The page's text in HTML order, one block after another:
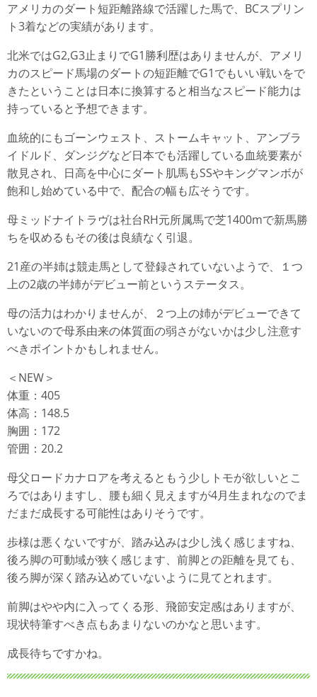
アメリカのダート短距離路線で活躍した馬で、BCスプリン
ト3着などの実績があります。
北米ではG2,G3止まりでG1勝利歴はありませんが、アメリ
カのスピード馬場のダートの短距離でG1でもいい戦いをで
きたということは日本に換算すると相当なスピード能力は
持っていると予想できます。
血統的にもゴーンウェスト、ストームキャット、アンブラ
イドルド、ダンジグなど日本でも活躍している血統要素が
散見され、日高を中心にダート肌馬もSSやキングマンボが
飽和し始めている中で、配合の幅も広そうです。
母ミッドナイトラヴは社台RH元所属馬で芝1400mで新馬勝
ちを収めるもその後は良績なく引退。
21産の半姉は競走馬として登録されていないようで、１つ
上の2歳の半姉がデビュー前というステータス。
母の活力はわかりませんが、２つ上の姉がデビューできて
いないので母系由来の体質面の弱さがないかは少し注意す
べきポイントかもしれません。
＜NEW＞
体重：405
体高：148.5
胸囲：172
管囲：20.2
母父ロードカナロアを考えるともう少しトモが欲しいとこ
ろではありますし、腰も細く見えますが4月生まれなのでま
だまだ成長する可能性はありそうです。
歩様は悪くないですが、踏み込みは少し浅く感じますね、
後ろ脚の可動域が狭く感じます、前脚との距離を見ても、
後ろ脚が深く踏み込めていないように見てとれます。
前脚はやや内に入ってくる形、飛節安定感はありますが、
現状特筆すべき点もあまりないのかなと思います。
成長待ちですかね。